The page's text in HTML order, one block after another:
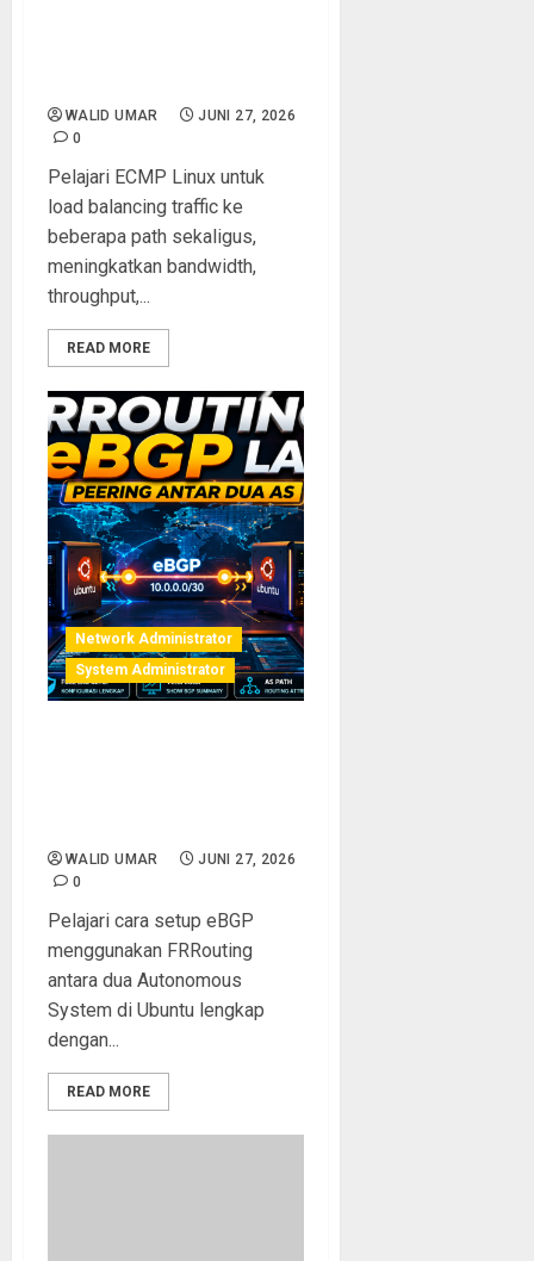
WALID UMAR
JUNI 27, 2026
0
Pelajari ECMP Linux untuk
load balancing traffic ke
beberapa path sekaligus,
meningkatkan bandwidth,
throughput,...
READ MORE
Network Administrator
System Administrator
WALID UMAR
JUNI 27, 2026
0
Pelajari cara setup eBGP
menggunakan FRRouting
antara dua Autonomous
System di Ubuntu lengkap
dengan...
READ MORE